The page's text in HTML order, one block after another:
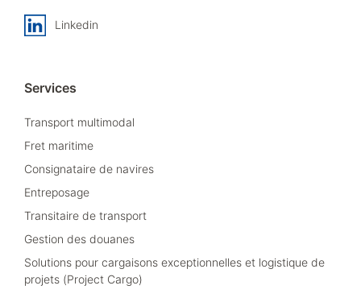
Linkedin
Services
Transport multimodal
Fret maritime
Consignataire de navires
Entreposage
Transitaire de transport
Gestion des douanes
Solutions pour cargaisons exceptionnelles et logistique de
projets (Project Cargo)